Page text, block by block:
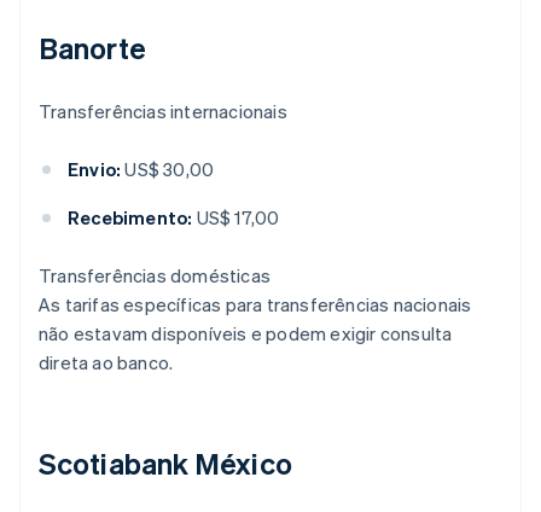
Banorte
Transferências internacionais
Envio: US$ 30,00
Recebimento: US$ 17,00
Transferências domésticas
As tarifas específicas para transferências nacionais
não estavam disponíveis e podem exigir consulta
direta ao banco.
Scotiabank México